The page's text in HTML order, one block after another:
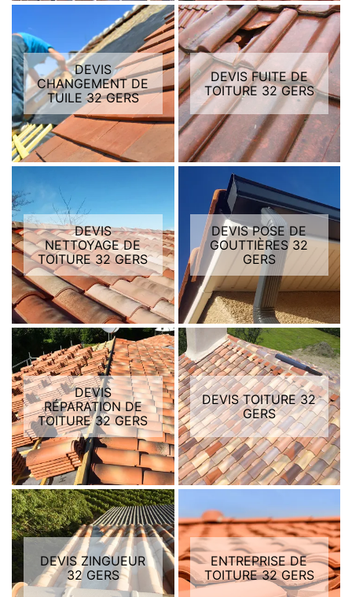
DEVIS
CHANGEMENT DE
TUILE 32 GERS
DEVIS FUITE DE
TOITURE 32 GERS
DEVIS
NETTOYAGE DE
TOITURE 32 GERS
DEVIS POSE DE
GOUTTIÈRES 32
GERS
DEVIS
RÉPARATION DE
TOITURE 32 GERS
DEVIS TOITURE 32
GERS
DEVIS ZINGUEUR
32 GERS
ENTREPRISE DE
TOITURE 32 GERS